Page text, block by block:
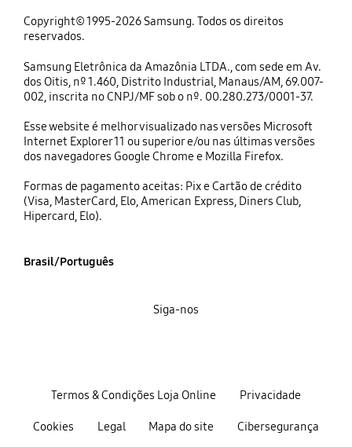
Copyright© 1995-2026 Samsung. Todos os direitos
reservados.
Samsung Eletrônica da Amazônia LTDA., com sede em Av.
dos Oitis, nº 1.460, Distrito Industrial, Manaus/AM, 69.007-
002, inscrita no CNPJ/MF sob o nº. 00.280.273/0001-37.
Esse website é melhor visualizado nas versões Microsoft
Internet Explorer 11 ou superior e/ou nas últimas versões
dos navegadores Google Chrome e Mozilla Firefox.
Formas de pagamento aceitas: Pix e Cartão de crédito
(Visa, MasterCard, Elo, American Express, Diners Club,
Hipercard, Elo).
Brasil/Português
Termos & Condições Loja Online Privacidade
Cookies Legal Mapa do site Cibersegurança
Siga-nos